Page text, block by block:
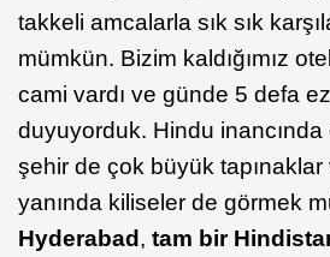
takkeli amcalarla sık sık
mümkün. Bizim kaldığımız
cami vardı ve günde 5 defa
duyuyorduk. Hindu
şehir de çok büyük
yanında kiliseler de görmek
Hyderabad, tam bir